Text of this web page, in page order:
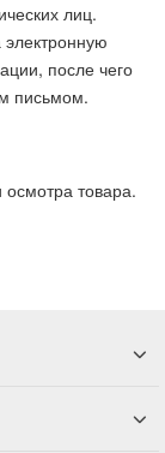
лиц.
после чего
письмом.
товара.